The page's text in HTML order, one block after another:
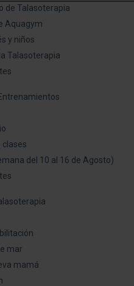
de Talasoterapia
Aquagym
y niños
Talasoterapia
clases
del 10 al 16 de Agosto)
mar
mamá